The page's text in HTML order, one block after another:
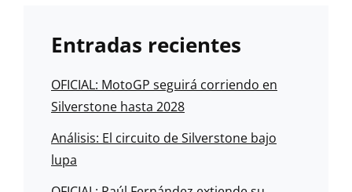
Entradas recientes
OFICIAL: MotoGP seguirá corriendo en
Silverstone hasta 2028
Análisis: El circuito de Silverstone bajo
lupa